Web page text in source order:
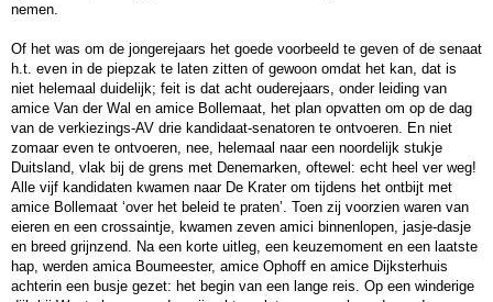
nemen.
Of het was om de jongerejaars het goede voorbeeld te geven of de senaat
h.t. even in de piepzak te laten zitten of gewoon omdat het kan, dat is
niet helemaal duidelijk; feit is dat acht ouderejaars, onder leiding van
amice Van der Wal en amice Bollemaat, het plan opvatten om op de dag
van de verkiezings-AV drie kandidaat-senatoren te ontvoeren. En niet
zomaar even te ontvoeren, nee, helemaal naar een noordelijk stukje
Duitsland, vlak bij de grens met Denemarken, oftewel: echt heel ver weg!
Alle vijf kandidaten kwamen naar De Krater om tijdens het ontbijt met
amice Bollemaat ‘over het beleid te praten’. Toen zij voorzien waren van
eieren en een crossaintje, kwamen zeven amici binnenlopen, jasje-dasje
en breed grijnzend. Na een korte uitleg, een keuzemoment en een laatste
hap, werden amica Boumeester, amice Ophoff en amice Dijksterhuis
achterin een busje gezet: het begin van een lange reis. Op een winderige